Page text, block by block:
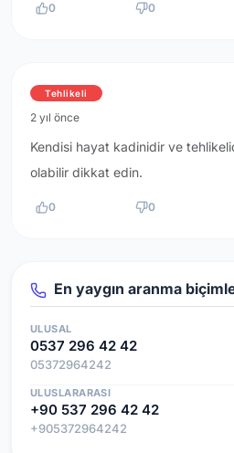
0 0
Tehlikeli
2 yıl önce
Kendisi hayat kadinidir ve
olabilir dikkat edin.
0 0
En yaygın aranma
ULUSAL
0537 296 42 42
05372964242
ULUSLARARASI
+90 537 296 42 42
+905372964242